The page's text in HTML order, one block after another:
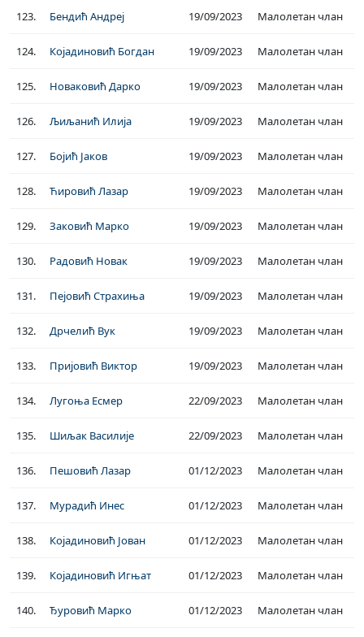
123. Бендић Андреј 19/09/2023 Малолетан члан
124. Којадиновић Богдан 19/09/2023 Малолетан члан
125. Новаковић Дарко 19/09/2023 Малолетан члан
126. Љиљанић Илија 19/09/2023 Малолетан члан
127. Бојић Јаков 19/09/2023 Малолетан члан
128. Ћировић Лазар 19/09/2023 Малолетан члан
129. Заковић Марко 19/09/2023 Малолетан члан
130. Радовић Новак 19/09/2023 Малолетан члан
131. Пејовић Страхиња 19/09/2023 Малолетан члан
132. Дрчелић Вук 19/09/2023 Малолетан члан
133. Пријовић Виктор 19/09/2023 Малолетан члан
134. Лугоња Есмер 22/09/2023 Малолетан члан
135. Шиљак Василије 22/09/2023 Малолетан члан
136. Пешовић Лазар 01/12/2023 Малолетан члан
137. Мурадић Инес 01/12/2023 Малолетан члан
138. Којадиновић Јован 01/12/2023 Малолетан члан
139. Којадиновић Игњат 01/12/2023 Малолетан члан
140. Ђуровић Марко 01/12/2023 Малолетан члан